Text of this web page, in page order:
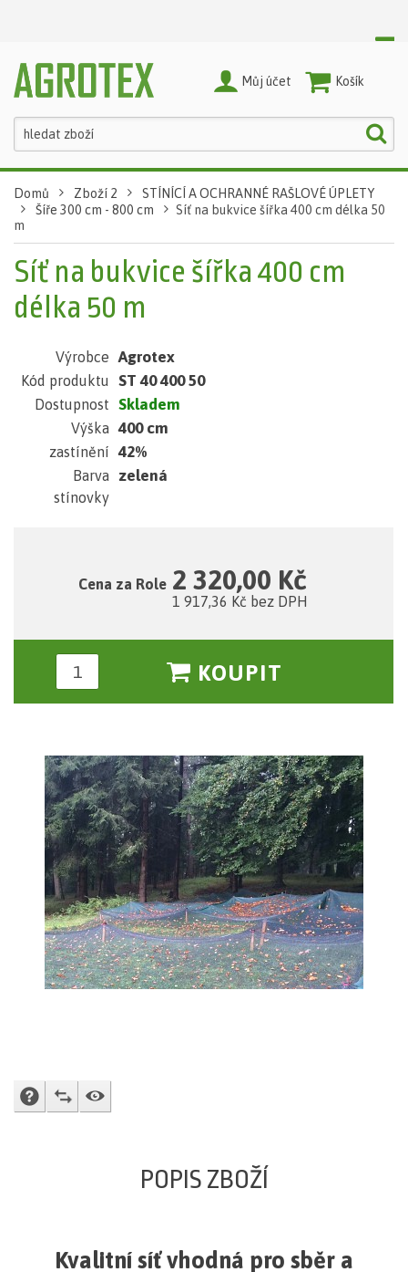
Nákupní Košík
Můj účet
Domů Zboží 2
STÍNÍCÍ A OCHRANNÉ RAŠLOVÉ ÚPLETY
Šíře 300 cm - 800 cm
Síť na bukvice šířka 400 cm délka 50
m
Síť na bukvice šířka 400 cm
délka 50 m
Výrobce Agrotex
Kód produktu ST 40 400 50
Dostupnost Skladem
Výška 400 cm
zastínění 42%
Barva
stínovky
zelená
Cena za Role 2 320,00 Kč
1 917,36 Kč bez DPH
KOUPIT
DOTAZ PRODAVAČI
PŘIDAT K POROVNÁNÍ
POPIS ZBOŽÍ
Kvalitní síť vhodná pro sběr a